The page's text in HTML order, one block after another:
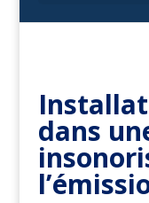
dans